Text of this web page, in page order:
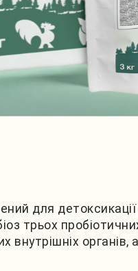
для
трьох